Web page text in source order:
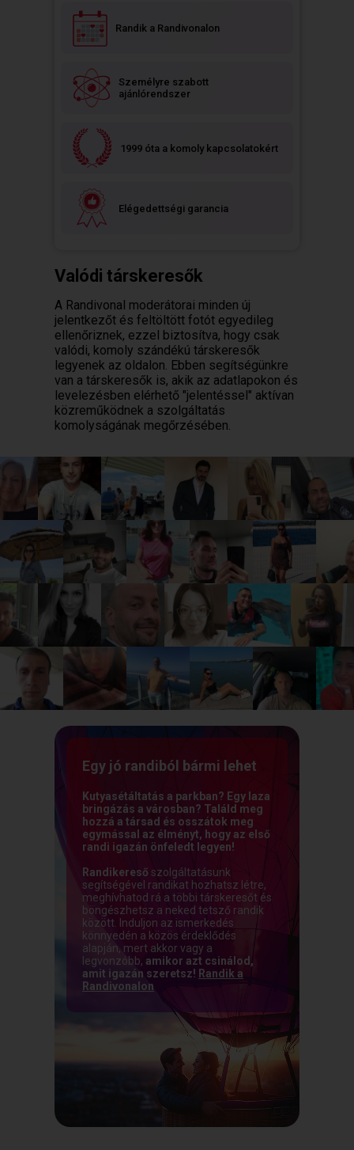
Randik a Randivonalon
Személyre szabott
ajánlórendszer
1999 óta a komoly kapcsolatokért
Elégedettségi garancia
Valódi társkeresők
A Randivonal moderátorai minden új
jelentkezőt és feltöltött fotót egyedileg
ellenőriznek, ezzel biztosítva, hogy csak
valódi, komoly szándékú társkeresők
legyenek az oldalon. Ebben segítségünkre
van a társkeresők is, akik az adatlapokon és
levelezésben elérhető "jelentéssel" aktívan
közreműködnek a szolgáltatás
komolyságának megőrzésében.
Egy jó randiból bármi lehet
Kutyasétáltatás a parkban? Egy laza
bringázás a városban? Találd meg
hozzá a társad és osszátok meg
egymással az élményt, hogy az első
randi igazán önfeledt legyen!
Randikereső szolgáltatásunk
segítségével randikat hozhatsz létre,
meghívhatod rá a többi társkeresőt és
böngészhetsz a neked tetsző randik
között. Induljon az ismerkedés
könnyedén a közös érdeklődés
alapján, mert akkor vagy a
legvonzóbb, amikor azt csinálod,
amit igazán szeretsz! Randik a
Randivonalon